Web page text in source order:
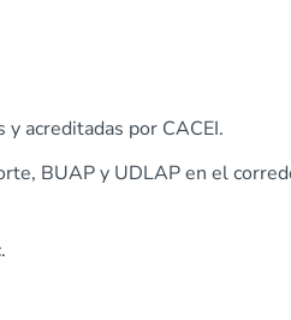
acreditadas por CACEI.
BUAP y UDLAP en el